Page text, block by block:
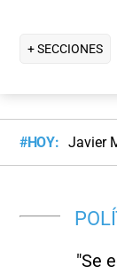
+ SECCIONES
#HOY: Javier
"Se